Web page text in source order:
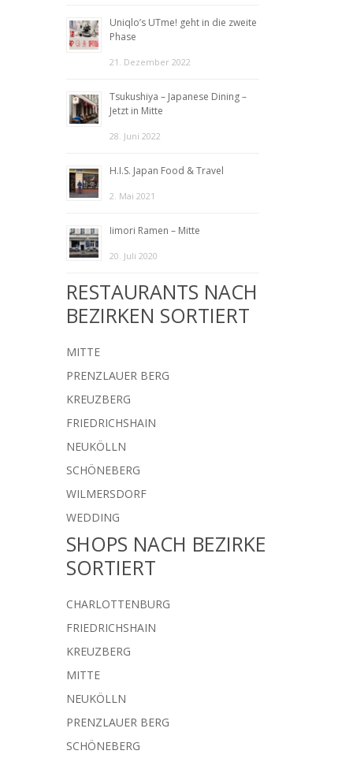
Uniqlo’s UTme! geht in die zweite
Phase
21. Dezember 2022
Tsukushiya – Japanese Dining –
Jetzt in Mitte
28. Juni 2022
H.I.S. Japan Food & Travel
2. Mai 2021
Iimori Ramen – Mitte
20. Juli 2020
RESTAURANTS NACH
BEZIRKEN SORTIERT
MITTE
PRENZLAUER BERG
KREUZBERG
FRIEDRICHSHAIN
NEUKÖLLN
SCHÖNEBERG
WILMERSDORF
WEDDING
SHOPS NACH BEZIRKE
SORTIERT
CHARLOTTENBURG
FRIEDRICHSHAIN
KREUZBERG
MITTE
NEUKÖLLN
PRENZLAUER BERG
SCHÖNEBERG